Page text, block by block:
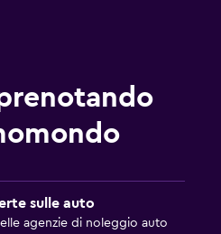
sulle auto
agenzie di noleggio auto